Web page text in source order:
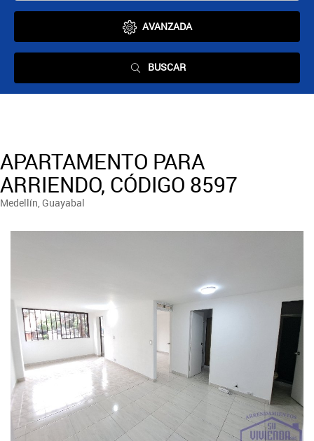
AVANZADA
BUSCAR
APARTAMENTO PARA
ARRIENDO, CÓDIGO 8597
Medellín, Guayabal